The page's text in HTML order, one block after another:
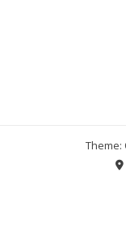
Theme: